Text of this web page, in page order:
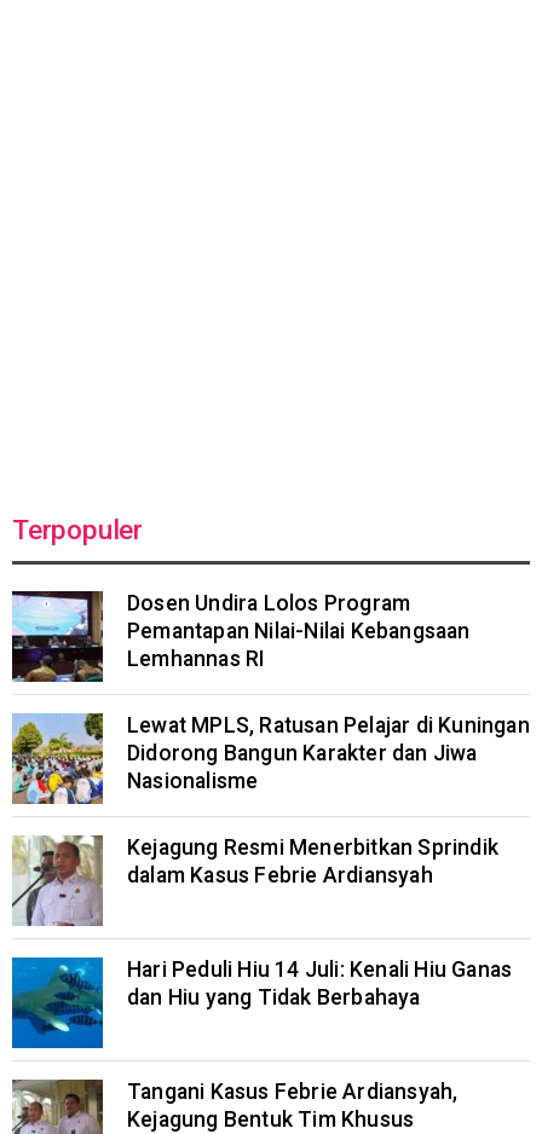
Terpopuler
Dosen Undira Lolos Program
Pemantapan Nilai-Nilai Kebangsaan
Lemhannas RI
Lewat MPLS, Ratusan Pelajar di Kuningan
Didorong Bangun Karakter dan Jiwa
Nasionalisme
Kejagung Resmi Menerbitkan Sprindik
dalam Kasus Febrie Ardiansyah
Hari Peduli Hiu 14 Juli: Kenali Hiu Ganas
dan Hiu yang Tidak Berbahaya
Tangani Kasus Febrie Ardiansyah,
Kejagung Bentuk Tim Khusus